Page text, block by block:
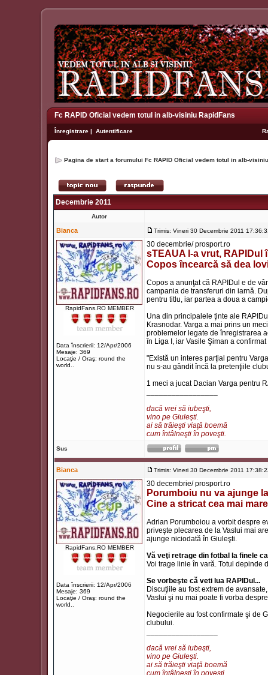
Fc RAPID Oficial vedem totul in alb-visiniu RapidFans
Înregistrare | Autentificare
Pagina de start a forumului Fc RAPID Oficial vedem totul in alb-
Decembrie 2011
Autor
Bianca Trimis: Vineri 30 Decembrie 2011
RapidFans.RO MEMBER
Data înscrierii: 12/Apr/2006
Mesaje: 369
Locaţie / Oraş: round the
world..
30 decembrie/ prosport.ro
sTEAUA l-a vrut, RAPIDul
Copos încearcă să dea
Copos a anunţat că RAPIDul e de
campania de transferuri din iarnă.
pentru titlu, iar partea a doua a
Una din principalele ţinte ale
Krasnodar. Varga a mai prins un
problemelor legate de înregistrarea
în Liga I, iar Vasile Şiman a
"Există un interes parţial pentru
nu s-au gândit încă la pretenţiile
1 meci a jucat Dacian Varga pentru
dacă vrei să iubeşti,
vino pe Giuleşti.
ai să trăieşti viaţă boemă
cum întâlneşti în poveşti.
Sus
Bianca Trimis: Vineri 30 Decembrie 2011
RapidFans.RO MEMBER
Data înscrierii: 12/Apr/2006
Mesaje: 369
Locaţie / Oraş: round the
world..
30 decembrie/ prosport.ro
Porumboiu nu va ajunge
Cine a stricat cea mai
Adrian Porumboiou a vorbit despre
priveşte plecarea de la Vaslui mai
ajunge niciodată în Giuleşti.
Vă veţi retrage din fotbal la finele
Voi trage linie în vară. Totul depinde
Se vorbeşte că veti lua RAPIDul...
Discuţiile au fost extrem de
Vaslui şi nu mai poate fi vorba
Negocierile au fost confirmate şi de
clubului.
dacă vrei să iubeşti,
vino pe Giuleşti.
ai să trăieşti viaţă boemă
cum întâlneşti în poveşti.